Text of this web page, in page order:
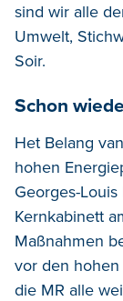
sind wir alle
Umwelt,
Soir.
Schon
Het Belang
hohen
Georges-
Kernkabinett
Maßnahmen
vor den
die MR alle